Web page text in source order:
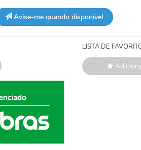
Avise-me quando disponível
LISTA DE